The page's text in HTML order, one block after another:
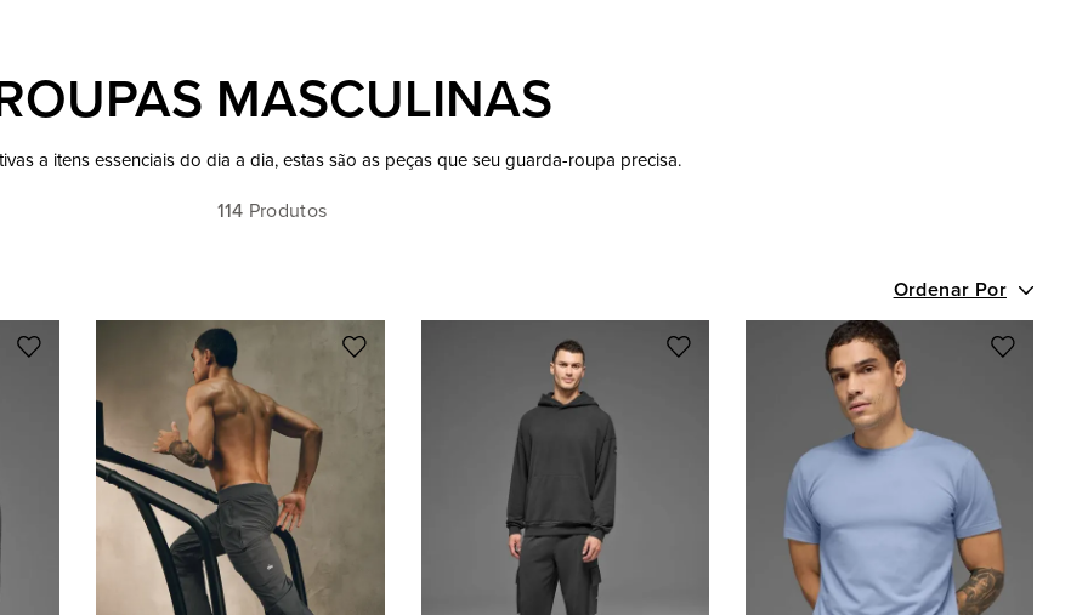
MASCULINAS
a itens essenciais do dia a dia, estas são as peças que seu guarda-roupa precisa.
114 Produtos
Ordenar Por